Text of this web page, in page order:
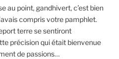
au point, gandhivert, c’est bien
compris votre pamphlet.
terre se sentiront
précision qui était bienvenue
de passions…